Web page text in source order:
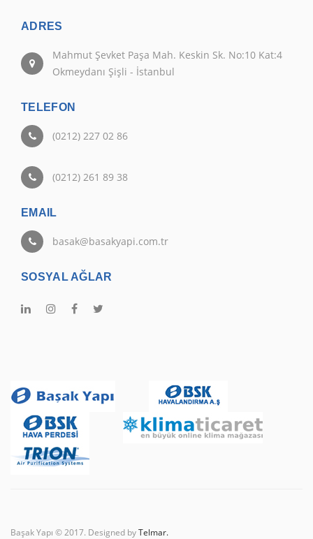
ADRES
Mahmut Şevket Paşa Mah. Keskin Sk. No:10 Kat:4
Okmeydanı Şişli - İstanbul
TELEFON
(0212) 227 02 86
(0212) 261 89 38
EMAIL
basak@basakyapi.com.tr
SOSYAL AĞLAR
Başak Yapı © 2017. Designed byTelmar.